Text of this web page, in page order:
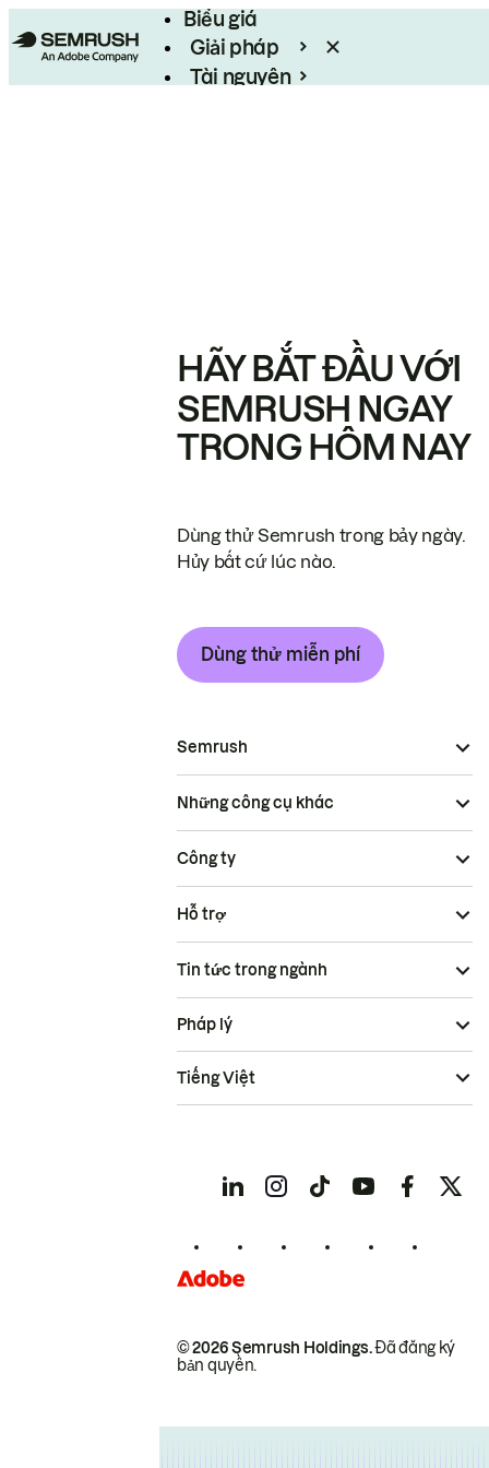
Biểu giá
Giải pháp
Tài nguyên
HÃY BẮT ĐẦU VỚI
SEMRUSH NGAY
TRONG HÔM NAY
Dùng thử Semrush trong bảy ngày.
Hủy bất cứ lúc nào.
Dùng thử miễn phí
Semrush
Những công cụ khác
Công ty
Hỗ trợ
Tin tức trong ngành
© 2026 Semrush Holdings.Đã đăng ký
bản quyền.
Pháp lý
Tiếng Việt